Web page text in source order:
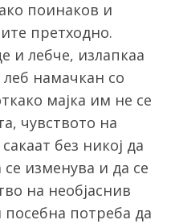
поинаков и
претходно.
и лебче, излапкаа
намачкан со
мајка им не се
чувството на
без никој да
изменува и да се
на необјаснив
посебна потреба да